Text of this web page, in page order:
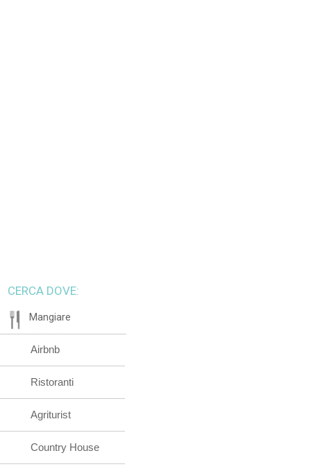
CERCA DOVE:
Mangiare
Airbnb
Ristoranti
Agriturist
Country House